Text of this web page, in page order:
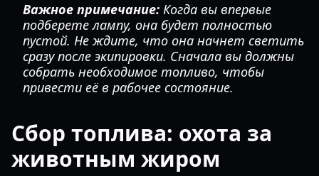
Важное примечание: Когда вы впервые
подберете лампу, она будет полностью
пустой. Не ждите, что она начнет светить
сразу после экипировки. Сначала вы должны
собрать необходимое топливо, чтобы
привести её в рабочее состояние.
Сбор топлива: охота за
животным жиром